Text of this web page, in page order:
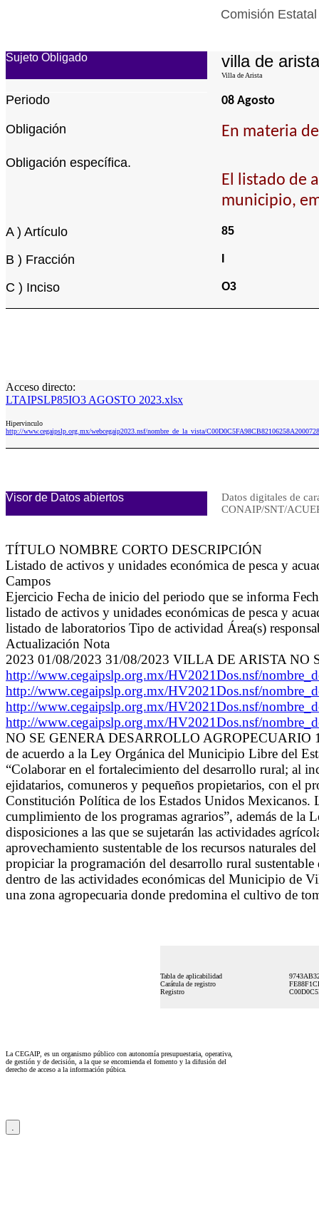
Comisión
Sujeto Obligado villa de
Villa de Arista
Periodo 08 Agosto
Obligación En materia
Obligación específica.
El listado de
municipio,
A ) Artículo 85
B ) Fracción
C ) Inciso O3
Acceso directo:
LTAIPSLP85IO3 AGOSTO 2023.xlsx
Hipervinculo
http://www.cegaipslp.org.mx/webcegaip2023.nsf/nombre_de_la_vista/
Visor de Datos abiertos
Datos digitales de
CONAIP/SNT/
TÍTULO NOMBRE CORTO DESCRIPCIÓN
Listado de activos y unidades económica de pesca y
Campos
Ejercicio Fecha de inicio del periodo que se informa
listado de activos y unidades económicas de pesca y
listado de laboratorios Tipo de actividad Área(s)
Actualización Nota
2023 01/08/2023 31/08/2023 VILLA DE ARISTA NO
http://www.cegaipslp.org.mx/HV2021Dos.nsf/
http://www.cegaipslp.org.mx/HV2021Dos.nsf/
http://www.cegaipslp.org.mx/HV2021Dos.nsf/
http://www.cegaipslp.org.mx/HV2021Dos.nsf/
NO SE GENERA DESARROLLO AGROPECUARIO
de acuerdo a la Ley Orgánica del Municipio Libre del
“Colaborar en el fortalecimiento del desarrollo rural; al
ejidatarios, comuneros y pequeños propietarios, con el
Constitución Política de los Estados Unidos Mexicanos.
cumplimiento de los programas agrarios”, además de la
disposiciones a las que se sujetarán las actividades
aprovechamiento sustentable de los recursos naturales
propiciar la programación del desarrollo rural
dentro de las actividades económicas del Municipio de
una zona agropecuaria donde predomina el cultivo de
Tabla de aplicabilidad
Carátula de registro
Registro
La CEGAIP, es un organismo público con autonomía presupuestaria, operativa,
de gestión y de decisión, a la que se encomienda el fomento y la difusión del
derecho de acceso a la información púbica.